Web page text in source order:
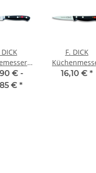
DICK
Plus,
9cm
€ -
€ *
F. DICK
Superior, 8cm
16,10 € *